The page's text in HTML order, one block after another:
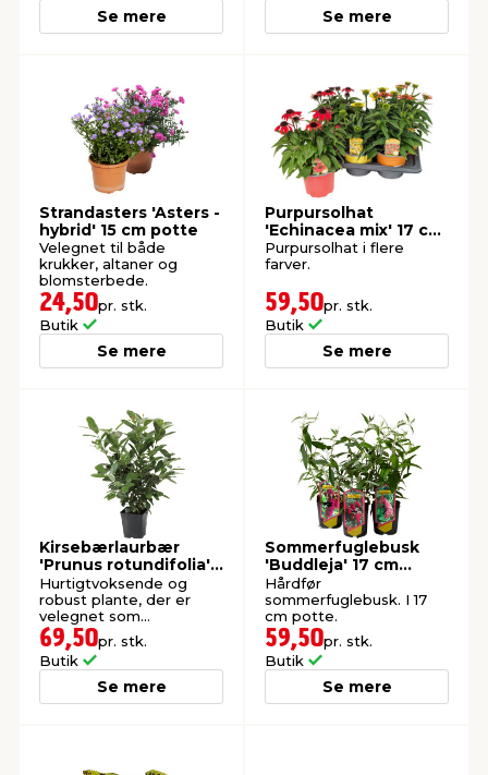
Se mere Se mere
Strandasters 'Asters -
hybrid' 15 cm potte
Velegnet til både
krukker, altaner og
blomsterbede.
24,50pr. stk.
Butik
Se mere
Purpursolhat
'Echinacea mix' 17 cm
potte
Purpursolhat i flere
farver.
59,50pr. stk.
Butik
Se mere
Kirsebærlaurbær
'Prunus rotundifolia'
18 cm potte
Hurtigtvoksende og
robust plante, der er
velegnet som
hækplante. I 18 cm
potte.
69,50pr. stk.
Butik
Se mere
Sommerfuglebusk
'Buddleja' 17 cm
potte
Hårdfør
sommerfuglebusk. I 17
cm potte.
59,50pr. stk.
Butik
Se mere